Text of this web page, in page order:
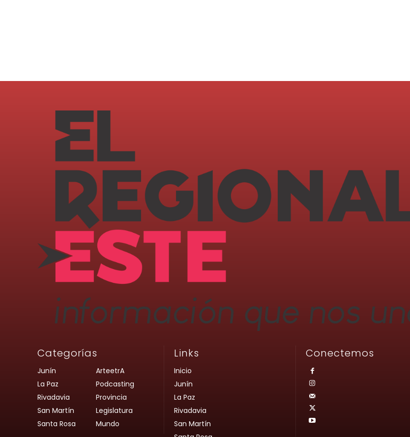
Categorías
Junín
La Paz
Rivadavia
San Martín
Santa Rosa
ArteetrA
Podcasting
Provincia
Legislatura
Mundo
Links
Inicio
Junín
La Paz
Rivadavia
San Martín
Conectemos